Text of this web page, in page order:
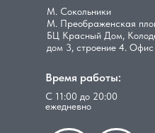
М. Сокольники
М. Преображенская
БЦ Красный Дом,
дом 3, строение 4. Офис
Время работы:
С 11:00 до 20:00
ежедневно